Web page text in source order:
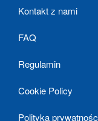
Kontakt z nami
FAQ
Regulamin
Cookie Policy
Polityka